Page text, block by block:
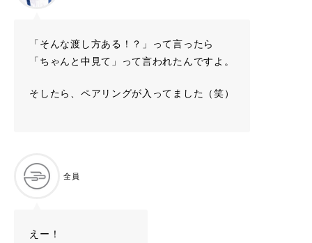
「そんな渡し方ある！？」って言ったら
「ちゃんと中見て」って言われたんですよ。
そしたら、ペアリングが入ってました（笑）
全員
えー！